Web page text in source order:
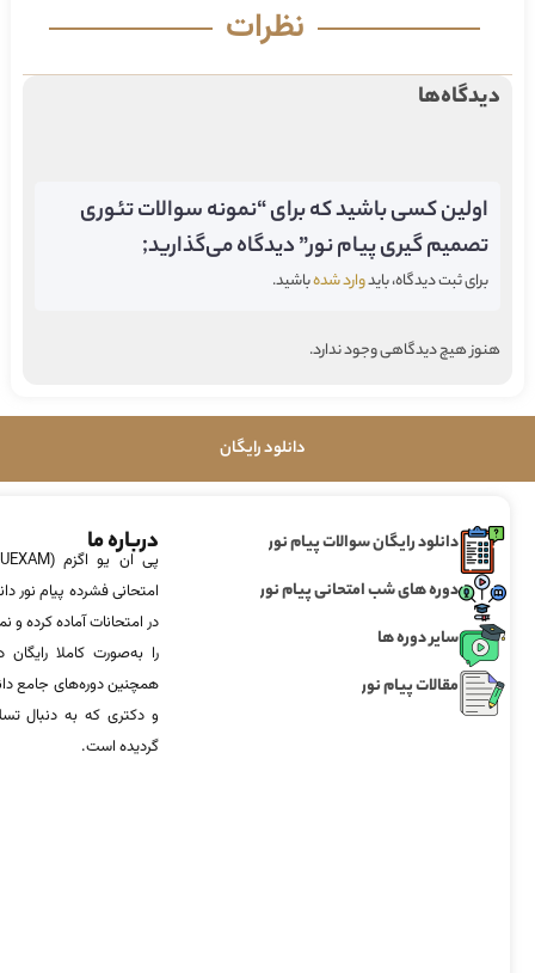
نظرات
دیدگاه‌ها
اولین کسی باشید که برای “نمونه سوالات تئوری
تصمیم گیری پیام نور” دیدگاه می‌گذارید;
برای ثبت دیدگاه، بایدوارد شدهباشید.
هنوز هیچ دیدگاهی وجود ندارد.
دانلود رایگان
دانلود رایگان سوالات پیام نور
دوره های شب امتحانی پیام نور
سایر دوره ها
مقالات پیام نور
درباره ما
امتحانی فشرده پیام نور
در امتحانات آماده‌ کرده
را به‌صورت کاملا
همچنین دوره‌های جامع
و دکتری که به دنبال
گردیده است.